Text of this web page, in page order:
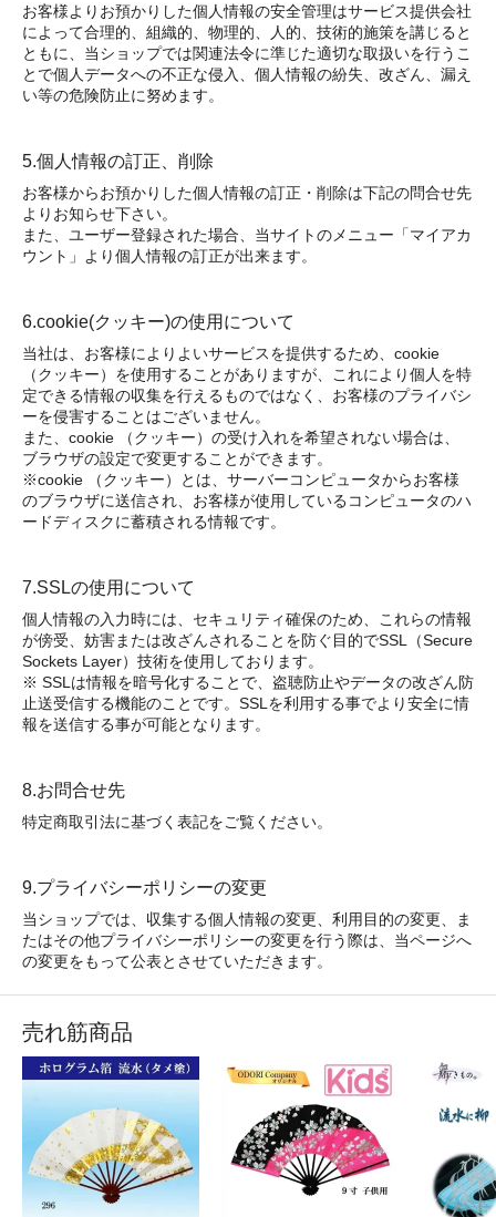
お客様よりお預かりした個人情報の安全管理はサービス提供会社
によって合理的、組織的、物理的、人的、技術的施策を講じると
ともに、当ショップでは関連法令に準じた適切な取扱いを行うこ
とで個人データへの不正な侵入、個人情報の紛失、改ざん、漏え
い等の危険防止に努めます。
5.個人情報の訂正、削除
お客様からお預かりした個人情報の訂正・削除は下記の問合せ先
よりお知らせ下さい。
また、ユーザー登録された場合、当サイトのメニュー「マイアカ
ウント」より個人情報の訂正が出来ます。
6.cookie(クッキー)の使用について
当社は、お客様によりよいサービスを提供するため、cookie
（クッキー）を使用することがありますが、これにより個人を特
定できる情報の収集を行えるものではなく、お客様のプライバシ
ーを侵害することはございません。
また、cookie （クッキー）の受け入れを希望されない場合は、
ブラウザの設定で変更することができます。
※cookie （クッキー）とは、サーバーコンピュータからお客様
のブラウザに送信され、お客様が使用しているコンピュータのハ
ードディスクに蓄積される情報です。
7.SSLの使用について
個人情報の入力時には、セキュリティ確保のため、これらの情報
が傍受、妨害または改ざんされることを防ぐ目的でSSL（Secure
Sockets Layer）技術を使用しております。
※ SSLは情報を暗号化することで、盗聴防止やデータの改ざん防
止送受信する機能のことです。SSLを利用する事でより安全に情
報を送信する事が可能となります。
8.お問合せ先
特定商取引法に基づく表記をご覧ください。
9.プライバシーポリシーの変更
当ショップでは、収集する個人情報の変更、利用目的の変更、ま
たはその他プライバシーポリシーの変更を行う際は、当ページへ
の変更をもって公表とさせていただきます。
売れ筋商品